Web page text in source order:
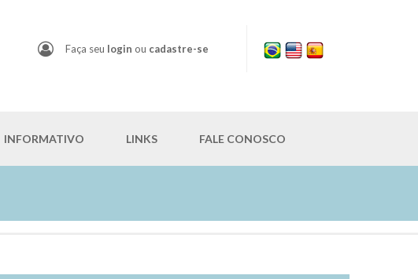
Faça seu login ou cadastre-se
INFORMATIVO LINKS FALE CONOSCO